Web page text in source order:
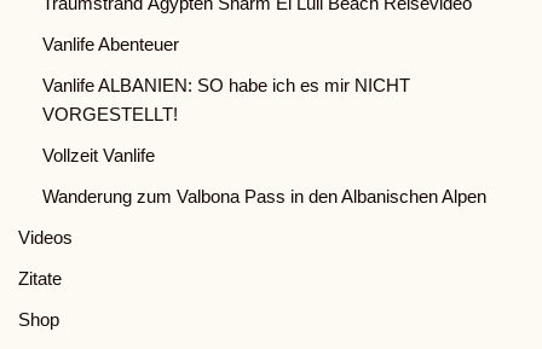
Vanlife Abenteuer
Vanlife ALBANIEN: SO habe ich es mir NICHT
VORGESTELLT!
Vollzeit Vanlife
Wanderung zum Valbona Pass in den Albanischen Alpen
Videos
Zitate
Shop